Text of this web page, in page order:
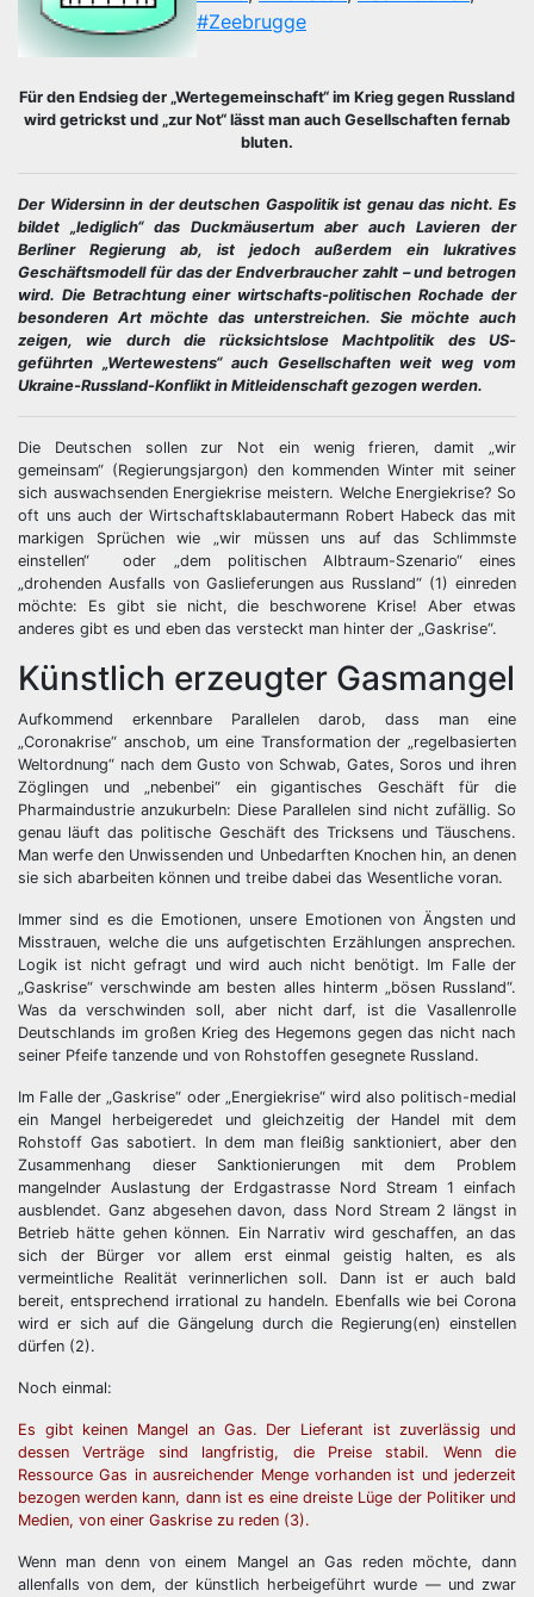
#Zeebrugge
Für den Endsieg der „Wertegemeinschaft“ im Krieg gegen Russland
wird getrickst und „zur Not“ lässt man auch Gesellschaften fernab
bluten.
Der Widersinn in der deutschen Gaspolitik ist genau das nicht. Es
bildet „lediglich“ das Duckmäusertum aber auch Lavieren der
Berliner Regierung ab, ist jedoch außerdem ein lukratives
Geschäftsmodell für das der Endverbraucher zahlt – und betrogen
wird. Die Betrachtung einer wirtschafts-politischen Rochade der
besonderen Art möchte das unterstreichen. Sie möchte auch
zeigen, wie durch die rücksichtslose Machtpolitik des US-
geführten „Wertewestens“ auch Gesellschaften weit weg vom
Ukraine-Russland-Konflikt in Mitleidenschaft gezogen werden.
Die Deutschen sollen zur Not ein wenig frieren, damit „wir
gemeinsam“ (Regierungsjargon) den kommenden Winter mit seiner
sich auswachsenden Energiekrise meistern. Welche Energiekrise? So
oft uns auch der Wirtschaftsklabautermann Robert Habeck das mit
markigen Sprüchen wie „wir müssen uns auf das Schlimmste
einstellen“ oder „dem politischen Albtraum-Szenario“ eines
„drohenden Ausfalls von Gaslieferungen aus Russland“ (1) einreden
möchte: Es gibt sie nicht, die beschworene Krise! Aber etwas
anderes gibt es und eben das versteckt man hinter der „Gaskrise“.
Künstlich erzeugter Gasmangel
Aufkommend erkennbare Parallelen darob, dass man eine
„Coronakrise“ anschob, um eine Transformation der „regelbasierten
Weltordnung“ nach dem Gusto von Schwab, Gates, Soros und ihren
Zöglingen und „nebenbei“ ein gigantisches Geschäft für die
Pharmaindustrie anzukurbeln: Diese Parallelen sind nicht zufällig. So
genau läuft das politische Geschäft des Tricksens und Täuschens.
Man werfe den Unwissenden und Unbedarften Knochen hin, an denen
sie sich abarbeiten können und treibe dabei das Wesentliche voran.
Immer sind es die Emotionen, unsere Emotionen von Ängsten und
Misstrauen, welche die uns aufgetischten Erzählungen ansprechen.
Logik ist nicht gefragt und wird auch nicht benötigt. Im Falle der
„Gaskrise“ verschwinde am besten alles hinterm „bösen Russland“.
Was da verschwinden soll, aber nicht darf, ist die Vasallenrolle
Deutschlands im großen Krieg des Hegemons gegen das nicht nach
seiner Pfeife tanzende und von Rohstoffen gesegnete Russland.
Im Falle der „Gaskrise“ oder „Energiekrise“ wird also politisch-medial
ein Mangel herbeigeredet und gleichzeitig der Handel mit dem
Rohstoff Gas sabotiert. In dem man fleißig sanktioniert, aber den
Zusammenhang dieser Sanktionierungen mit dem Problem
mangelnder Auslastung der Erdgastrasse Nord Stream 1 einfach
ausblendet. Ganz abgesehen davon, dass Nord Stream 2 längst in
Betrieb hätte gehen können. Ein Narrativ wird geschaffen, an das
sich der Bürger vor allem erst einmal geistig halten, es als
vermeintliche Realität verinnerlichen soll. Dann ist er auch bald
bereit, entsprechend irrational zu handeln. Ebenfalls wie bei Corona
wird er sich auf die Gängelung durch die Regierung(en) einstellen
dürfen (2).
Noch einmal:
Es gibt keinen Mangel an Gas. Der Lieferant ist zuverlässig und
dessen Verträge sind langfristig, die Preise stabil. Wenn die
Ressource Gas in ausreichender Menge vorhanden ist und jederzeit
bezogen werden kann, dann ist es eine dreiste Lüge der Politiker und
Medien, von einer Gaskrise zu reden (3).
Wenn man denn von einem Mangel an Gas reden möchte, dann
allenfalls von dem, der künstlich herbeigeführt wurde — und zwar